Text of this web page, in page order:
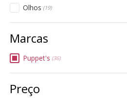
Olhos (19)
Puppet's (36)